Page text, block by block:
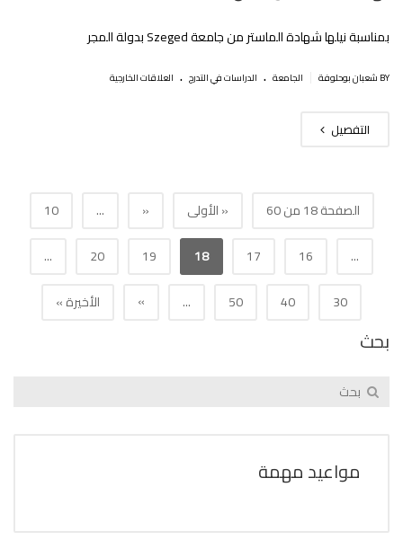
بمناسبة نيلها شهادة الماستر من جامعة Szeged بدولة المجر
BY شعبان بوحلوفة الجامعة . الدراسات في التدرج . العلاقات الخارجية
التفصيل
الصفحة 18 من 60 « الأولى «
...
10
...
16
17
18
19
20
...
30
40
50
...
» الأخيرة »
بحث
مواعيد مهمة